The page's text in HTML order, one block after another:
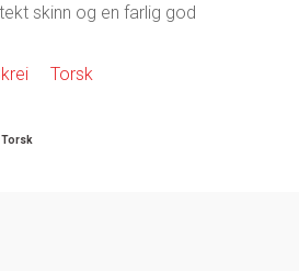
skinn og en farlig god
Torsk
Torsk